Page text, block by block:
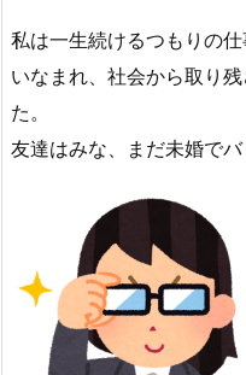
私は一生続けるつもりの
いなまれ、社会から取り
た。
友達はみな、まだ未婚でバ